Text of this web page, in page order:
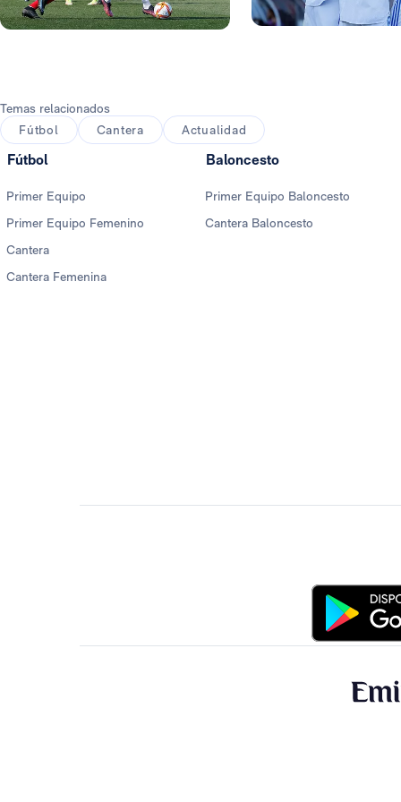
Temas relacionados
Fútbol
Cantera Actualidad
Fútbol
Primer Equipo
Primer Equipo Femenino
Cantera
Cantera Femenina
Baloncesto
Primer Equipo Baloncesto
Cantera Baloncesto